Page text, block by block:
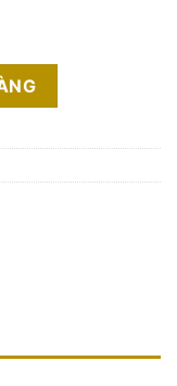
cách số lượng